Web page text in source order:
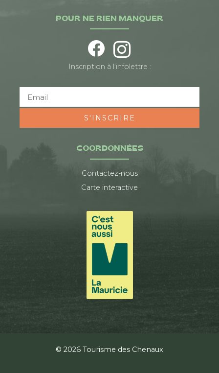
COORDONNÉES
Contactez-nous
Carte interactive
POUR NE RIEN MANQUER
Inscription à l’infolettre :
S'INSCRIRE
© 2026 Tourisme des Chenaux